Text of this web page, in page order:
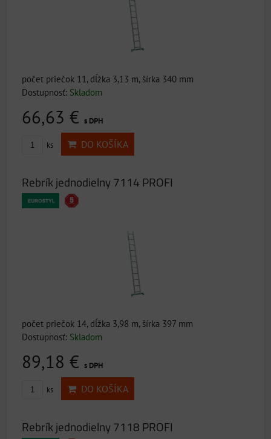
počet priečok 11, dĺžka 3,13 m, šírka 340 mm
Dostupnosť: Skladom
66,63 € s DPH
ks DO KOŠÍKA
Rebrík jednodielny 7114 PROFI
počet priečok 14, dĺžka 3,98 m, šírka 397 mm
Dostupnosť: Skladom
89,18 € s DPH
ks DO KOŠÍKA
Rebrík jednodielny 7118 PROFI